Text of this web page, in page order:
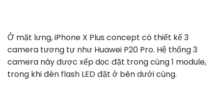
Ở mặt lưng, iPhone X Plus concept có thiết kế 3
camera tương tự như Huawei P20 Pro. Hệ thống 3
camera này được xếp dọc đặt trong cùng 1 module,
trong khi đèn flash LED đặt ở bên dưới cùng.